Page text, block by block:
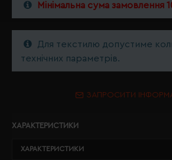
Мінімальна сума замовлення
Для текстилю допустиме
технічних параметрів.
ЗАПРОСИТИ
ХАРАКТЕРИСТИКИ
ХАРАКТЕРИСТИКИ